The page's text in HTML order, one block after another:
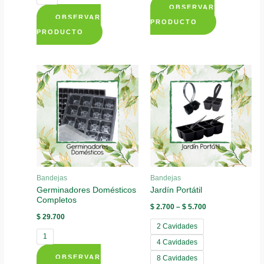
OBSERVAR
PRODUCTO
This
multiple
variants.
The
options
may
be
chosen
the
OBSERVAR
PRODUCTO
This
multiple
variants.
The
options
may
chosen
on
Bandejas
Germinadores Domésticos
Completos
$ 29.700
1
OBSERVAR
Bandejas
Jardín Portátil
$2.700– $5.700
2 Cavidades
4 Cavidades
8 Cavidades